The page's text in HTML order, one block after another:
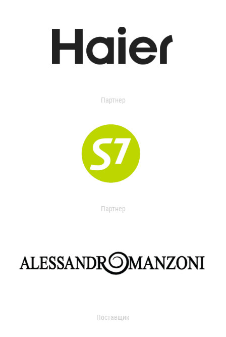
Партнер
Партнер
Поставщик